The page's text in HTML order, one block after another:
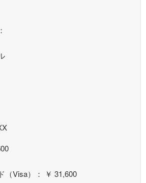
（Visa）： ￥ 31,600